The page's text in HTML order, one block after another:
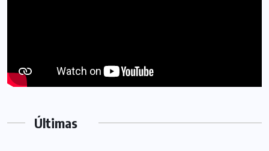
Últimas